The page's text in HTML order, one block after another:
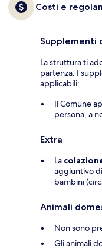
Costi e
Supplementi
La struttura ti
partenza. I
applicabili:
Il Comune
persona, a
Extra
La
aggiuntivo
bambini
Animali
Non sono
Gli animali